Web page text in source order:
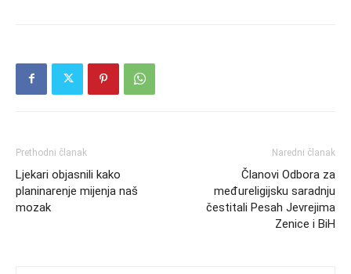
Prethodni članak
Ljekari objasnili kako
planinarenje mijenja naš
mozak
Naredni članak
Članovi Odbora za
međureligijsku saradnju
čestitali Pesah Jevrejima
Zenice i BiH